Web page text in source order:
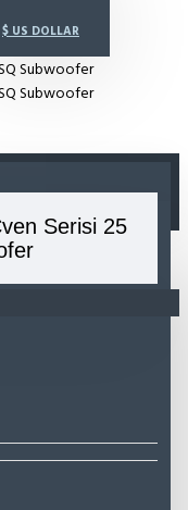
$ US DOLLAR
Serisi 25